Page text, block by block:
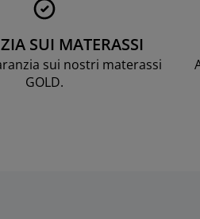
SUI MATERASSI
sui nostri materassi
GOLD.